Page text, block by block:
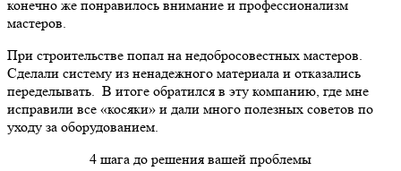
конечно же понравилось внимание и профессионализм
мастеров.
При строительстве попал на недобросовестных мастеров.
Сделали систему из ненадежного материала и отказались
переделывать. В итоге обратился в эту компанию, где мне
исправили все «косяки» и дали много полезных советов по
уходу за оборудованием.
4 шага до решения вашей проблемы